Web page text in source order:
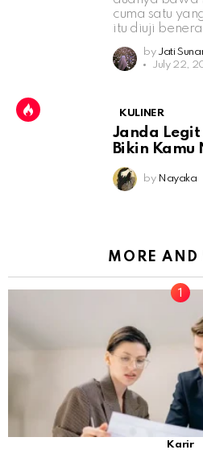
cuma satu
itu diuji
by Jati
July 22,
KULINER
Janda Legit
Bikin Kamu
by Nayaka
MORE AND
Karir